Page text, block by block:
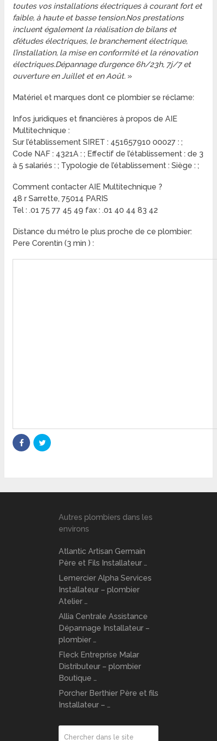
toutes vos installations électriques à courant fort et
faible, à haute et basse tension.Nos prestations
incluent également la réalisation de bilans et
d’études électriques, le branchement électrique,
l’installation, la mise en conformité et la rénovation
électriques.Dépannage d’urgence 6h/23h, 7j/7 et
ouverture en Juillet et en Août. »
Matériel et marques dont ce plombier se réclame:
Infos juridiques et financières à propos de AIE
Multitechnique :
Sur l’établissement SIRET : 451657910 00027 : ;
Code NAF : 4321A : ; Effectif de l’établissement : de 3
à 5 salariés : ; Typologie de l’établissement : Siège : ;
Comment contacter AIE Multitechnique ?
48 r Sarrette, 75014 PARIS
Tel : .01 75 77 45 49 fax : .01 40 44 83 42
Distance du métro le plus proche de ce plombier:
Pere Corentin (3 min ) :
Autres plombiers dans les
environs
Atlantic Artisan Germain
Père et Fils Installateur …
Lemercier Alpha Services
Installateur – plombier
Atelier …
Allia Centrale Assistance
Dépannage Installateur –
plombier …
Fleck Entreprise Malar
Distributeur – plombier
Boutique …
Porcher Berthier Père et fils
Installateur – …